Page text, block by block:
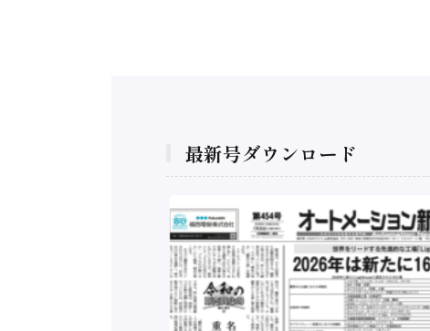
最新号ダウンロード